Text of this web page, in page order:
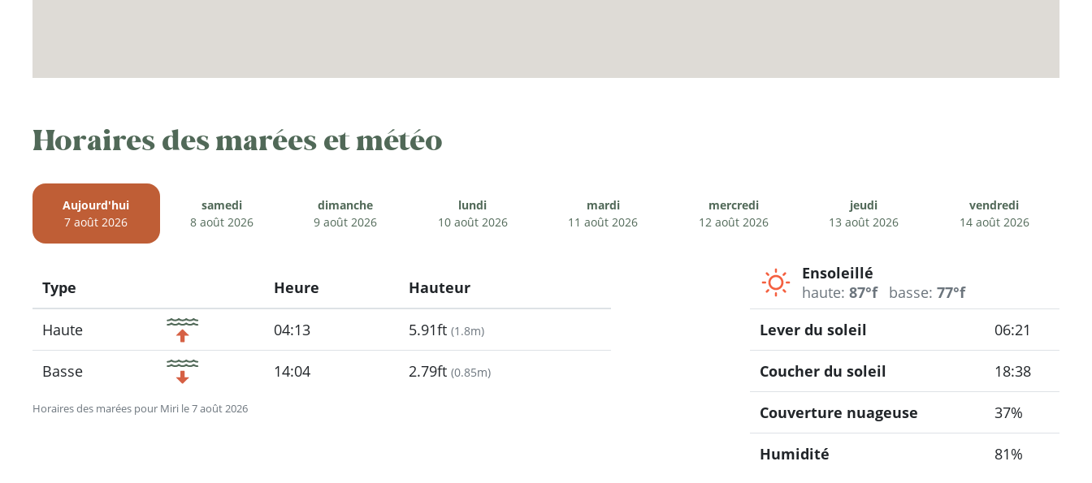
Horaires des marées et météo
Aujourd'hui
7 août 2026
samedi
8 août 2026
dimanche
9 août 2026
lundi
10 août 2026
mardi
11 août 2026
mercredi
12 août 2026
jeudi
13 août 2026
vendredi
14 août 2026
Horaires des marées pour Miri le 7 août 2026
Type
Icon
Heure Hauteur
Haute 04:13 5.91ft (1.8m)
Basse 14:04 2.79ft (0.85m)
Ensoleillé
haute: 87°f basse: 77°f
Lever du soleil 06:21
Coucher du soleil 18:38
Couverture nuageuse 37%
Humidité 81%